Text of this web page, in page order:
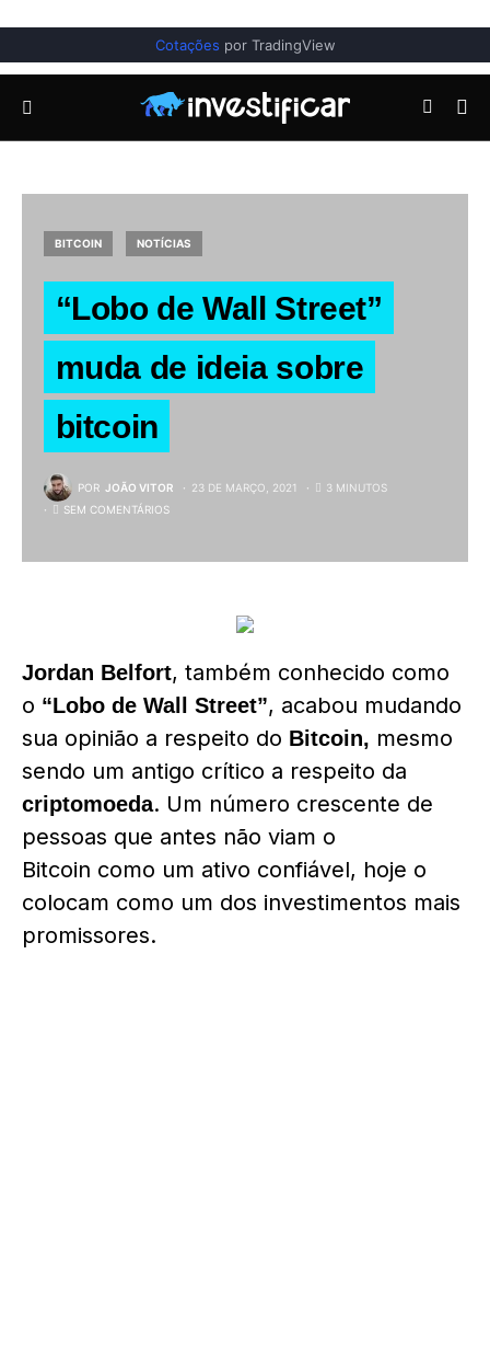
Cotações por TradingView
BITCOIN NOTÍCIAS
“Lobo de Wall Street”
muda de ideia sobre
bitcoin
POR JOÃO VITOR 23 DE MARÇO, 2021
3 MINUTOS
SEM COMENTÁRIOS
Jordan Belfort, também conhecido como
o “Lobo de Wall Street”, acabou mudando
sua opinião a respeito do Bitcoin, mesmo
sendo um antigo crítico a respeito da
criptomoeda. Um número crescente de
pessoas que antes não viam o
Bitcoin como um ativo confiável, hoje o
colocam como um dos investimentos mais
promissores.